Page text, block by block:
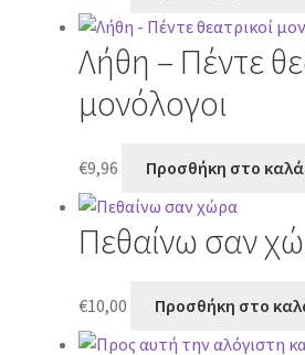
Λήθη – Πέντε
μονόλογοι
€9,96 Προσθήκη στο
Πεθαίνω σαν
€10,00 Προσθήκη στο